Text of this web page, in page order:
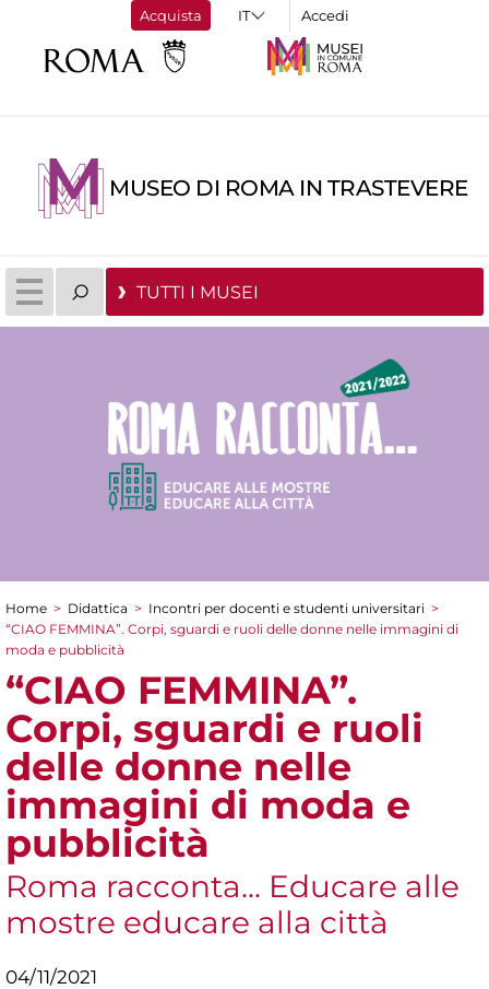
Acquista Accedi
MUSEO DI ROMA IN TRASTEVERE
TUTTI I MUSEI
Tu sei qui
Home > Didattica > Incontri per docenti e studenti universitari >
“CIAO FEMMINA”. Corpi, sguardi e ruoli delle donne nelle immagini di
moda e pubblicità
“CIAO FEMMINA”.
Corpi, sguardi e ruoli
delle donne nelle
immagini di moda e
pubblicità
Roma racconta... Educare alle
mostre educare alla città
04/11/2021